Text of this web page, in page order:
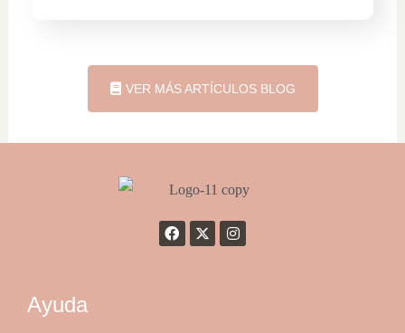
VER MÁS ARTÍCULOS BLOG
Ayuda